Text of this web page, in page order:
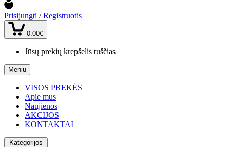
Prisijungti / Registruotis
0.00€
Jūsų prekių krepšelis tuščias
Meniu
VISOS PREKĖS
Apie mus
Naujienos
AKCIJOS
KONTAKTAI
Kategorijos